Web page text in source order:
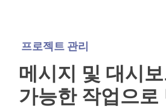
프로젝트 관리
메시지 및 대시
가능한 작업으로